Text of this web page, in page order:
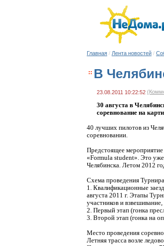
Главная / Лента новостей /
В
23.08.2011 10:22:52
30 августа в
соревнование на
40 лучших пилотов из
соревновании.
Предстоящее
«Formula student». Это
Челябинска. Летом 2012
Схема проведения
1. Квалификационные
августа 2011 г. Этапы
участников и
2. Первый этап (гонка
3. Второй этап (гонка на
Место проведения
Летняя трасса возле